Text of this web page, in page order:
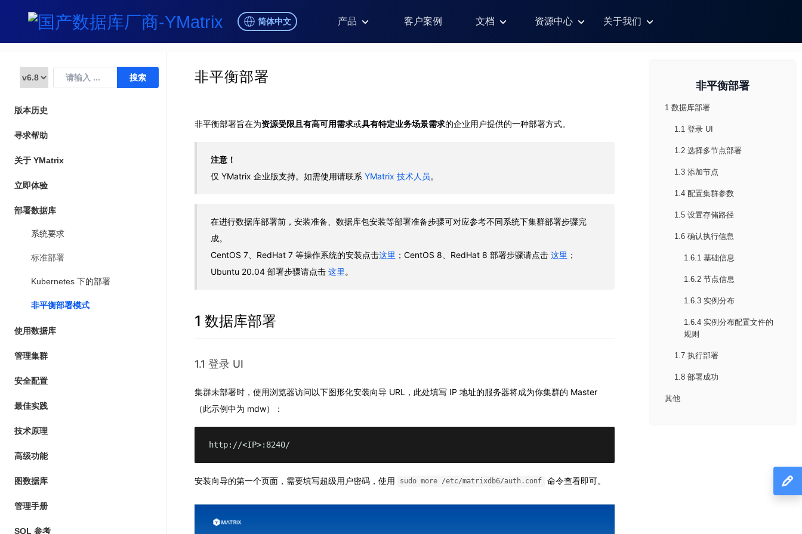
简体中文 产品 客户案例 文档 资源中心 关于我们
版本历史
寻求帮助
关于 YMatrix
立即体验
部署数据库
系统要求
标准部署
Kubernetes 下的部署
非平衡部署模式
使用数据库
管理集群
安全配置
最佳实践
技术原理
高级功能
图数据库
管理手册
SQL 参考
非平衡部署
非平衡部署旨在为资源受限且有高可用需求或具有特定业务场景需求的企业用户提供的一种部署方式。
注意！
仅 YMatrix 企业版支持。如需使用请联系YMatrix 技术人员。
在进行数据库部署前，安装准备、数据库包安装等部署准备步骤可对应参考不同系统下集群部署步骤完
成。
CentOS 7、RedHat 7 等操作系统的安装点击这里 ；CentOS 8、RedHat 8 部署步骤请点击这里 ；
Ubuntu 20.04 部署步骤请点击这里 。
1 数据库部署
1.1 登录 UI
集群未部署时，使用浏览器访问以下图形化安装向导 URL，此处填写 IP 地址的服务器将成为你集群的 Master
（此示例中为 mdw）：
http://<IP>:8240/
安装向导的第一个页面，需要填写超级用户密码，使用 sudo more /etc/matrixdb6/auth.conf 命令查看即可。
非平衡部署
1 数据库部署
1.1 登录 UI
1.2 选择多节点部署
1.3 添加节点
1.4 配置集群参数
1.5 设置存储路径
1.6 确认执行信息
1.6.1 基础信息
1.6.2 节点信息
1.6.3 实例分布
1.6.4 实例分布配置文件的
规则
1.7 执行部署
1.8 部署成功
其他